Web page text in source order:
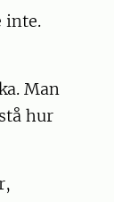
inte.
Man
hur